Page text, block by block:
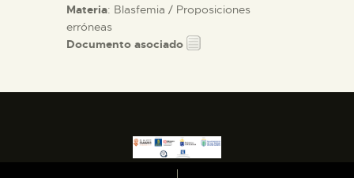
Materia: Blasfemia / Proposiciones
erróneas
Documento asociado